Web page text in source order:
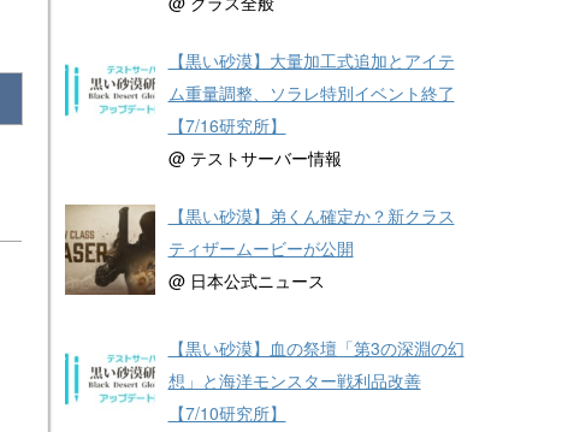
【黒い砂漠】大量加工式追加とアイテ
ム重量調整、ソラレ特別イベント終了
【7/16研究所】
@ テストサーバー情報
【黒い砂漠】弟くん確定か？新クラス
ティザームービーが公開
@ 日本公式ニュース
【黒い砂漠】血の祭壇「第3の深淵の幻
想」と海洋モンスター戦利品改善
【7/10研究所】